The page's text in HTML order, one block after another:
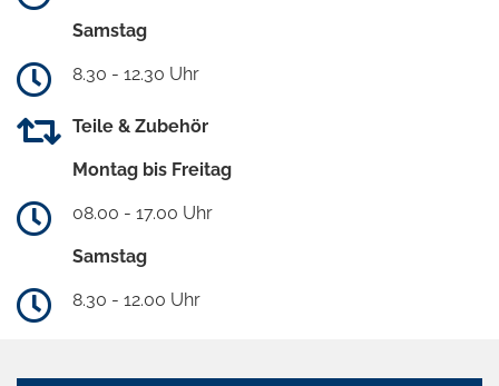
Samstag
8.30 - 12.30 Uhr
Teile & Zubehör
Montag bis Freitag
08.00 - 17.00 Uhr
Samstag
8.30 - 12.00 Uhr